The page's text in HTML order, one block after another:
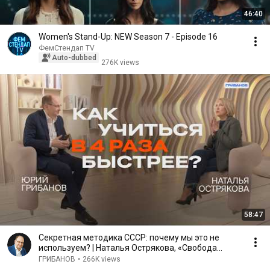
46:40
Women's Stand-Up: NEW Season 7 - Episode 16
ФемСтендап TV
Auto-dubbed
276K views
58:47
Секретная методика СССР: почему мы это не
используем? | Наталья Острякова, «Свобода
слова»
ГРИБАНОВ • 266K views